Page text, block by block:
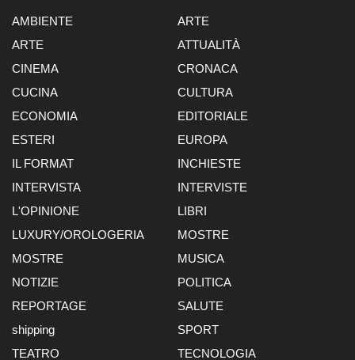
AMBIENTE
ARTE
ARTE
ATTUALITÀ
CINEMA
CRONACA
CUCINA
CULTURA
ECONOMIA
EDITORIALE
ESTERI
EUROPA
IL FORMAT
INCHIESTE
INTERVISTA
INTERVISTE
L'OPINIONE
LIBRI
LUXURY/OROLOGERIA
MOSTRE
MOSTRE
MUSICA
NOTIZIE
POLITICA
REPORTAGE
SALUTE
shipping
SPORT
TEATRO
TECNOLOGIA